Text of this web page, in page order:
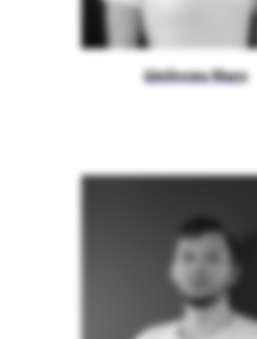
Шейхова Мару